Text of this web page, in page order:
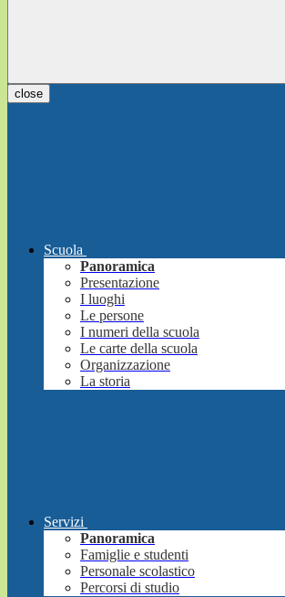
close
Scuola
Panoramica
Presentazione
I luoghi
Le persone
I numeri della scuola
Le carte della scuola
Organizzazione
La storia
Servizi
Panoramica
Famiglie e studenti
Personale scolastico
Percorsi di studio